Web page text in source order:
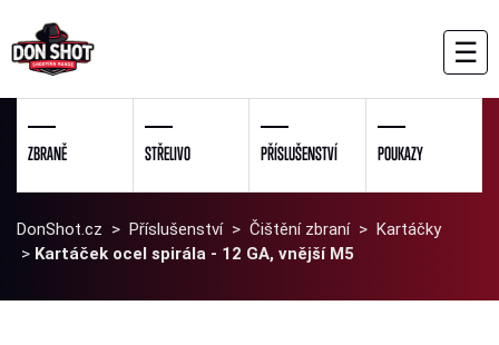
☰
ZBRANĚ STŘELIVO PŘÍSLUŠENSTVÍ POUKAZY
DonShot.cz > Příslušenství> Čištění zbraní> Kartáčky
> Kartáček ocel spirála - 12 GA, vnější M5